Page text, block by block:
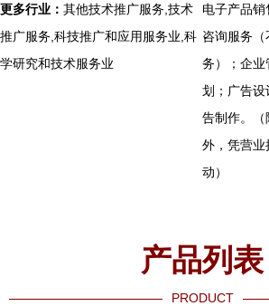
更多行业： 其他技术推广服务,技术
推广服务,科技推广和应用服务业,科
学研究和技术服务业
电子产品销
咨询服务
务）；企业
划；广告设
告制作。（
外，凭营业
动）
产品列表
PRODUCT